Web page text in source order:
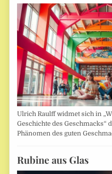
Ulrich Raulff widmet sich in
Geschichte des Geschmacks“
Phänomen des guten
Rubine aus Glas